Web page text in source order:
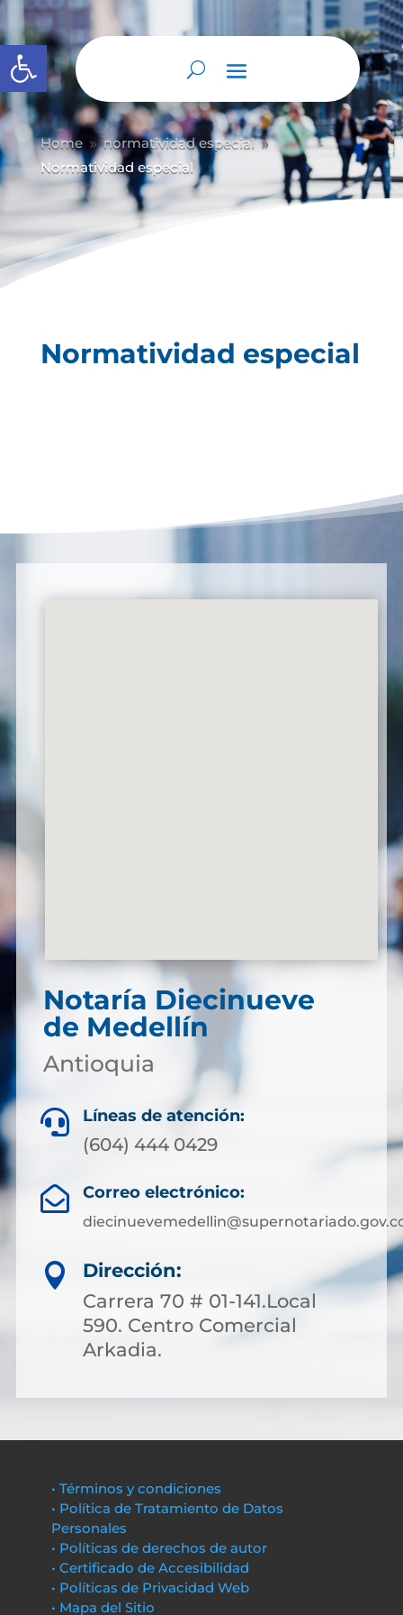
Abrir barra de herramientas
Home 9 normatividad especial 9
Normatividad especial
Normatividad especial
Notaría Diecinueve
de Medellín
Antioquia
 Líneas de atención:
(604) 444 0429
 Correo electrónico:

Dirección:
Carrera 70 # 01-141.Local
590. Centro Comercial
Arkadia.
• Términos y condiciones
• Política de Tratamiento de Datos
Personales
• Políticas de derechos de autor
• Certificado de Accesibilidad
• Políticas de Privacidad Web
• Mapa del Sitio